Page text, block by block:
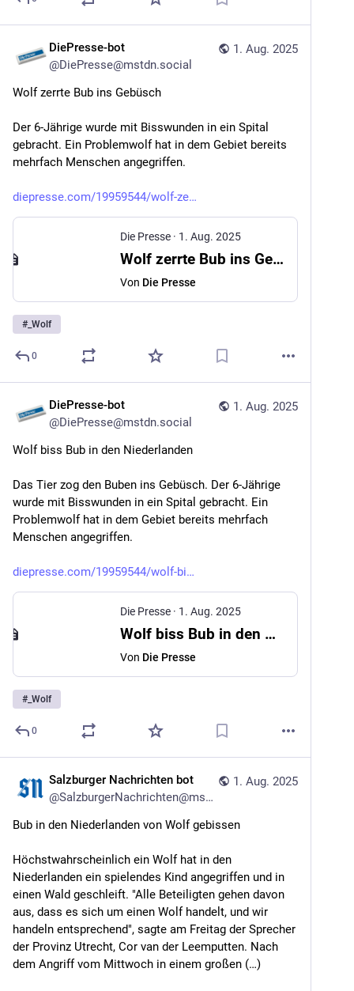
1. Aug. 2025
DiePresse-bot
@DiePresse@mstdn.social
Wolf zerrte Bub ins Gebüsch
Der 6-Jährige wurde mit Bisswunden in ein Spital
gebracht. Ein Problemwolf hat in dem Gebiet bereits
mehrfach Menschen angegriffen.
diepresse.com/19959544/wolf-ze
Die Presse · 1. Aug. 2025
Wolf zerrte Bub ins Gebüsch
Von Die Presse
# _Wolf
0
1. Aug. 2025
DiePresse-bot
@DiePresse@mstdn.social
Wolf biss Bub in den Niederlanden
Das Tier zog den Buben ins Gebüsch. Der 6-Jährige
wurde mit Bisswunden in ein Spital gebracht. Ein
Problemwolf hat in dem Gebiet bereits mehrfach
Menschen angegriffen.
diepresse.com/19959544/wolf-bi
Die Presse · 1. Aug. 2025
Wolf biss Bub in den Niederlanden
Von Die Presse
# _Wolf
0
1. Aug. 2025
Salzburger Nachrichten bot
@SalzburgerNachrichten@mstdn.social
Bub in den Niederlanden von Wolf gebissen
Höchstwahrscheinlich ein Wolf hat in den
Niederlanden ein spielendes Kind angegriffen und in
einen Wald geschleift. "Alle Beteiligten gehen davon
aus, dass es sich um einen Wolf handelt, und wir
handeln entsprechend", sagte am Freitag der Sprecher
der Provinz Utrecht, Cor van der Leemputten. Nach
dem Angriff vom Mittwoch in einem großen (…)